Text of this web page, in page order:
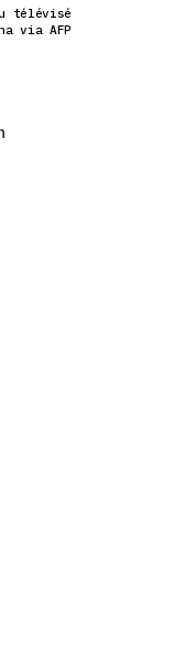
télévisé
via AFP